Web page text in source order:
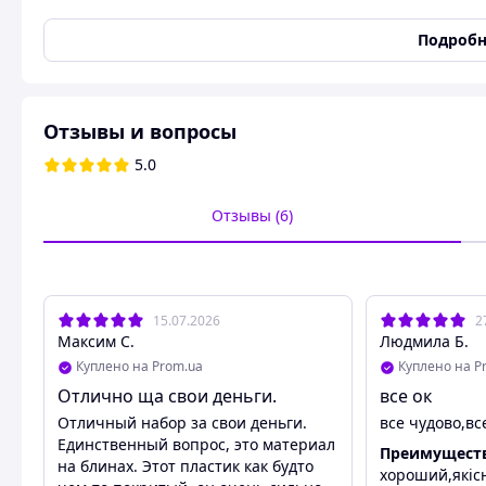
Вес
140 кг
Цвет
Динамическая нагрузка
Первоклассные бодибилдинговые Штанги + Гантели,
подобранные параметры для наиболее требовательных
Набор включает набор высококачественных дисков.
при падении, не разрушали полов, плиток, панелей и т.д.
Эти диски могут быть использованы для занятий
реабилитации.
Отзывы и вопросы
5.0
Отзывы (6)
15.07.2026
Максим С.
Куплено на Prom.ua
Отлично ща свои деньги.
Отличный набор за свои деньги.
Единственный вопрос, это материал
на блинах. Этот пластик как будто
Людмила Б.
Куплено на
все ок
все